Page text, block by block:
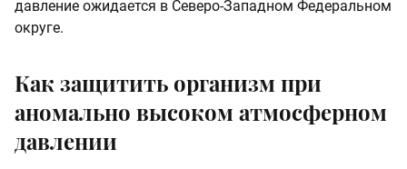
давление ожидается в Северо-Западном Федеральном
округе.
Как защитить организм при
аномально высоком атмосферном
давлении